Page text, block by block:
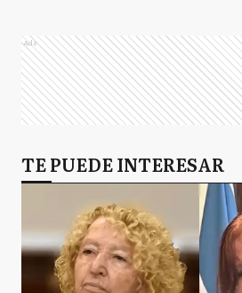
Ads
TE PUEDE INTERESAR